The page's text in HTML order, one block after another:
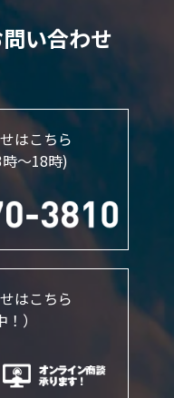
い合わせ
はこちら
〜18時)
はこちら
）